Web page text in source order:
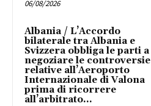
06/08/2026
Albania / L’Accordo
bilaterale tra Albania e
Svizzera obbliga le parti a
negoziare le controversie
relative all’Aeroporto
Internazionale di Valona
prima di ricorrere
all’arbitrato...